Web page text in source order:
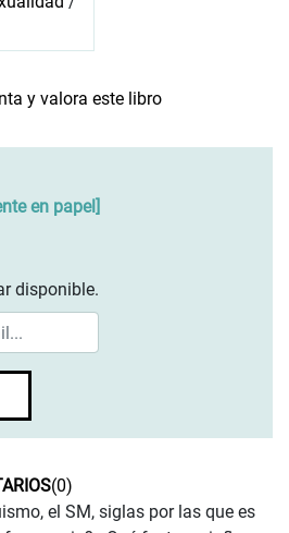
y valora este libro
en papel]
disponible.
(0)
el SM, siglas por las que es